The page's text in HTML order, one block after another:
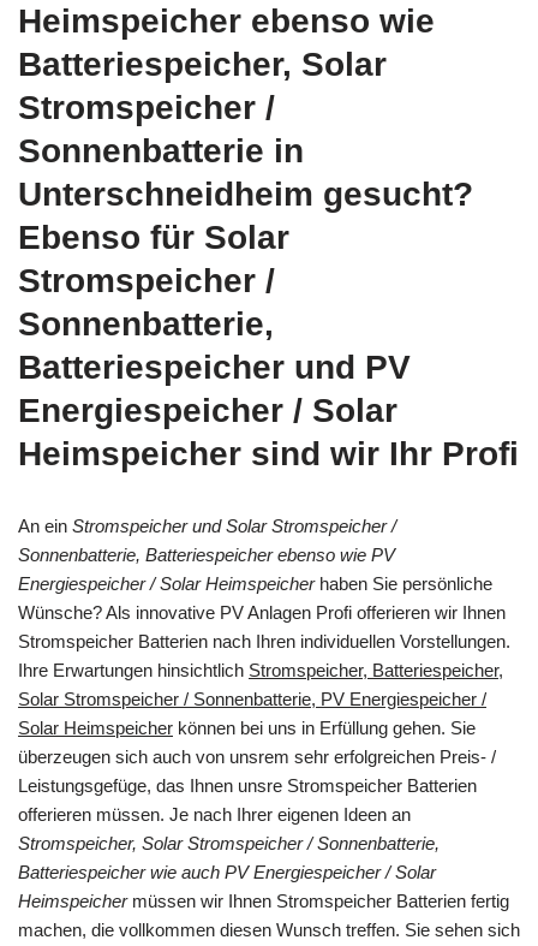
Heimspeicher ebenso wie
Batteriespeicher, Solar
Stromspeicher /
Sonnenbatterie in
Unterschneidheim gesucht?
Ebenso für Solar
Stromspeicher /
Sonnenbatterie,
Batteriespeicher und PV
Energiespeicher / Solar
Heimspeicher sind wir Ihr Profi
An ein Stromspeicher und Solar Stromspeicher /
Sonnenbatterie, Batteriespeicher ebenso wie PV
Energiespeicher / Solar Heimspeicherhaben Sie persönliche
Wünsche? Als innovative PV Anlagen Profi offerieren wir Ihnen
Stromspeicher Batterien nach Ihren individuellen Vorstellungen.
Ihre Erwartungen hinsichtlich Stromspeicher, Batteriespeicher,
Solar Stromspeicher / Sonnenbatterie, PV Energiespeicher /
Solar Heimspeicher können bei uns in Erfüllung gehen. Sie
überzeugen sich auch von unsrem sehr erfolgreichen Preis- /
Leistungsgefüge, das Ihnen unsre Stromspeicher Batterien
offerieren müssen. Je nach Ihrer eigenen Ideen an
Stromspeicher, Solar Stromspeicher / Sonnenbatterie,
Batteriespeicher wie auch PV Energiespeicher / Solar
Heimspeichermüssen wir Ihnen Stromspeicher Batterien fertig
machen, die vollkommen diesen Wunsch treffen. Sie sehen sich